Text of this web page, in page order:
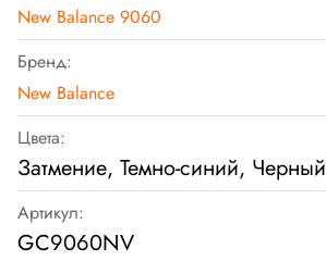
New Balance 9060
Бренд:
New Balance
Цвета:
Затмение, Темно-синий, Черный
Артикул:
GC9060NV